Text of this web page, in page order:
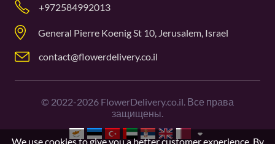
+972584992013
General Pierre Koenig St 10, Jerusalem, Israel
contact@flowerdelivery.co.il
© 2022-2026 FlowerDelivery.co.il. Все права
защищены.
We use cookies to give you a better customer experience. By